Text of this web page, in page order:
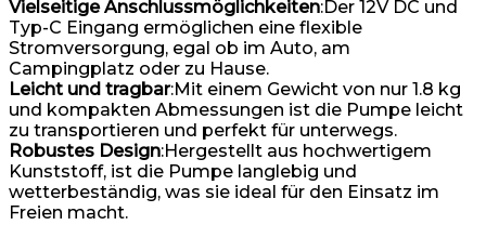
Vielseitige Anschlussmöglichkeiten:Der 12V DC und
Typ-C Eingang ermöglichen eine flexible
Stromversorgung, egal ob im Auto, am
Campingplatz oder zu Hause.
Leicht und tragbar:Mit einem Gewicht von nur 1.8 kg
und kompakten Abmessungen ist die Pumpe leicht
zu transportieren und perfekt für unterwegs.
Robustes Design:Hergestellt aus hochwertigem
Kunststoff, ist die Pumpe langlebig und
wetterbeständig, was sie ideal für den Einsatz im
Freien macht.